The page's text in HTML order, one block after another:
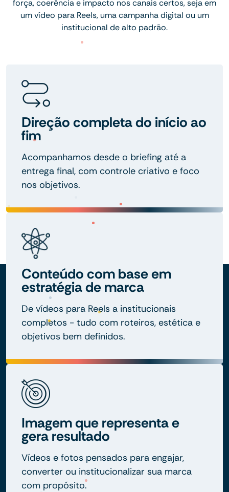
força, coerência e impacto nos canais certos, seja em
um vídeo para Reels, uma campanha digital ou um
institucional de alto padrão.
Direção completa do início ao
fim
Acompanhamos desde o briefing até a
entrega final, com controle criativo e foco
nos objetivos.
Conteúdo com base em
estratégia de marca
De vídeos para Reels a institucionais
completos - tudo com roteiros, estética e
objetivos bem definidos.
Imagem que representa e
gera resultado
Vídeos e fotos pensados para engajar,
converter ou institucionalizar sua marca
com propósito.